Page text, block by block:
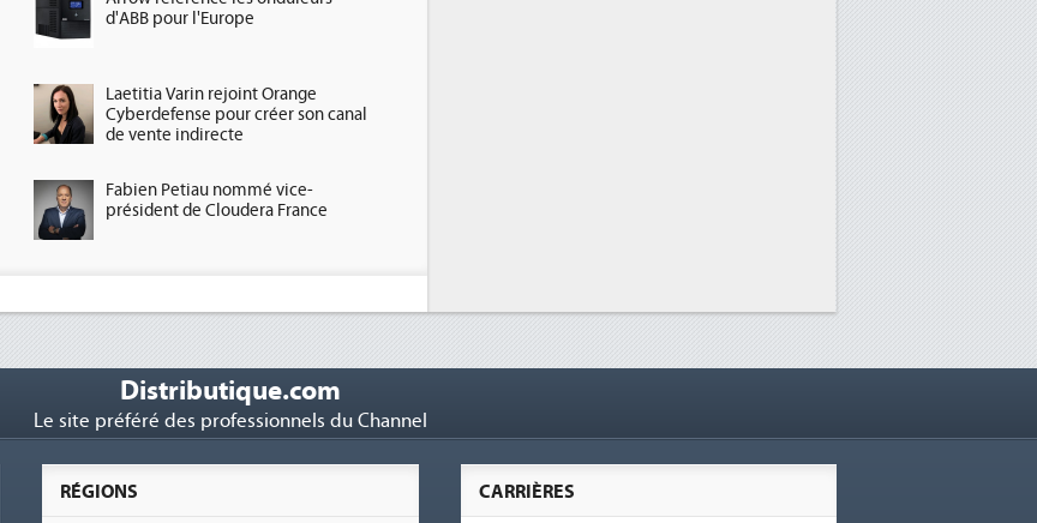
d'ABB pour l'Europe
Laetitia Varin rejoint Orange
Cyberdefense pour créer son canal
de vente indirecte
Fabien Petiau nommé vice-
président de Cloudera France
Distributique.com
Le site préféré des professionnels du Channel
CARRIÈRES
RÉGIONS